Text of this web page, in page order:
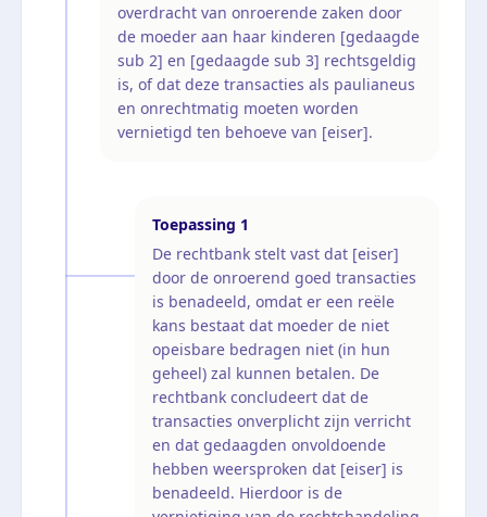
overdracht van onroerende zaken door
de moeder aan haar kinderen [gedaagde
sub 2] en [gedaagde sub 3] rechtsgeldig
is, of dat deze transacties als paulianeus
en onrechtmatig moeten worden
vernietigd ten behoeve van [eiser].
Toepassing 1
De rechtbank stelt vast dat [eiser]
door de onroerend goed transacties
is benadeeld, omdat er een reële
kans bestaat dat moeder de niet
opeisbare bedragen niet (in hun
geheel) zal kunnen betalen. De
rechtbank concludeert dat de
transacties onverplicht zijn verricht
en dat gedaagden onvoldoende
hebben weersproken dat [eiser] is
benadeeld. Hierdoor is de